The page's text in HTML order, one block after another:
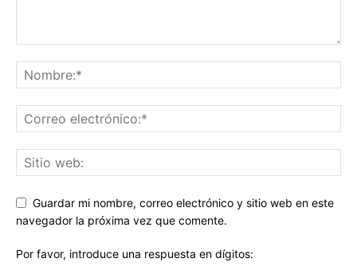
Guardar mi nombre, correo electrónico y sitio web en este
navegador la próxima vez que comente.
Por favor, introduce una respuesta en dígitos: